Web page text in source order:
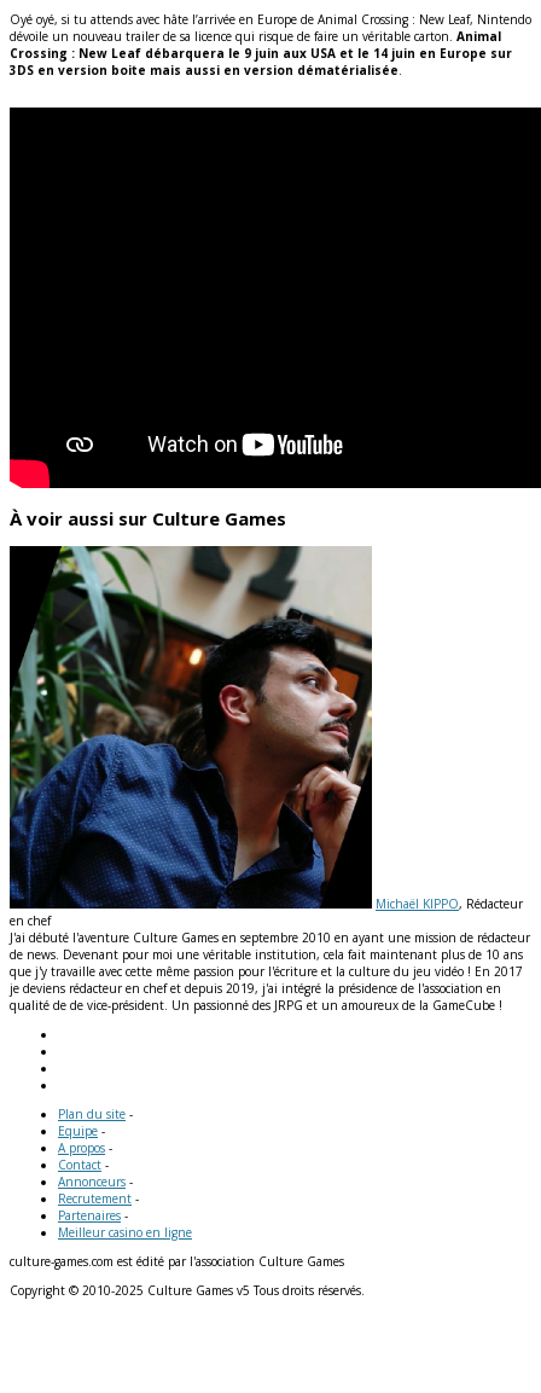
Oyé oyé, si tu attends avec hâte l’arrivée en Europe de Animal Crossing : New Leaf, Nintendo
dévoile un nouveau trailer de sa licence qui risque de faire un véritable carton. Animal
Crossing : New Leaf débarquera le 9 juin aux USA et le 14 juin en Europe sur
3DS en version boite mais aussi en version dématérialisée.
À voir aussi sur Culture Games
Michaël KIPPO, Rédacteur
en chef
J'ai débuté l'aventure Culture Games en septembre 2010 en ayant une mission de rédacteur
de news. Devenant pour moi une véritable institution, cela fait maintenant plus de 10 ans
que j'y travaille avec cette même passion pour l'écriture et la culture du jeu vidéo ! En 2017
je deviens rédacteur en chef et depuis 2019, j'ai intégré la présidence de l'association en
qualité de de vice-président. Un passionné des JRPG et un amoureux de la GameCube !
Plan du site -
Equipe -
A propos -
Contact -
Annonceurs -
Recrutement -
Partenaires -
Meilleur casino en ligne
culture-games.com est édité par l'association Culture Games
Copyright © 2010-2025 Culture Games v5 Tous droits réservés.